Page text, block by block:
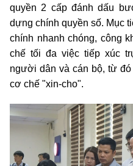
quyền 2 cấp đánh dấu
dựng chính quyền số. Mục
chính nhanh chóng, công
chế tối đa việc tiếp xúc
người dân và cán bộ, từ
cơ chế "xin-cho".